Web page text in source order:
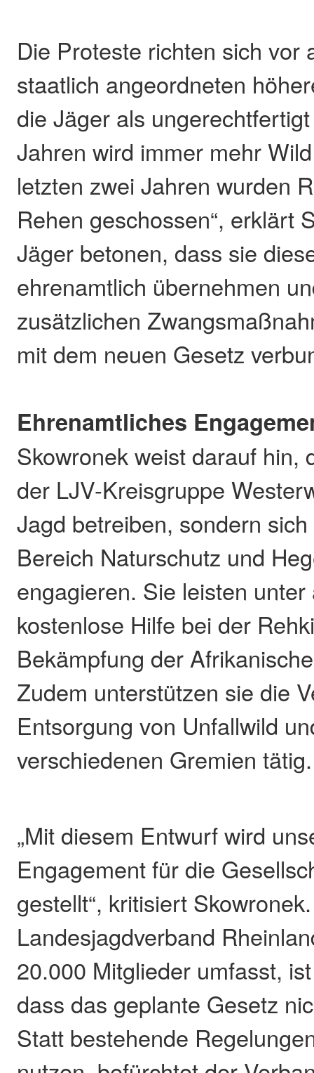
Die Proteste richten sich vor
staatlich angeordneten
die Jäger als
Jahren wird immer mehr
letzten zwei Jahren wurden
Rehen geschossen“, erklärt
Jäger betonen, dass sie
ehrenamtlich übernehmen
zusätzlichen
mit dem neuen Gesetz
Ehrenamtliches
Skowronek weist darauf hin,
der LJV-Kreisgruppe
Jagd betreiben, sondern
Bereich Naturschutz und
engagieren. Sie leisten
kostenlose Hilfe bei der
Bekämpfung der
Zudem unterstützen sie die
Entsorgung von Unfallwild
verschiedenen Gremien tätig.
„Mit diesem Entwurf wird
Engagement für die
gestellt“, kritisiert
Landesjagdverband
20.000 Mitglieder umfasst,
dass das geplante Gesetz
Statt bestehende